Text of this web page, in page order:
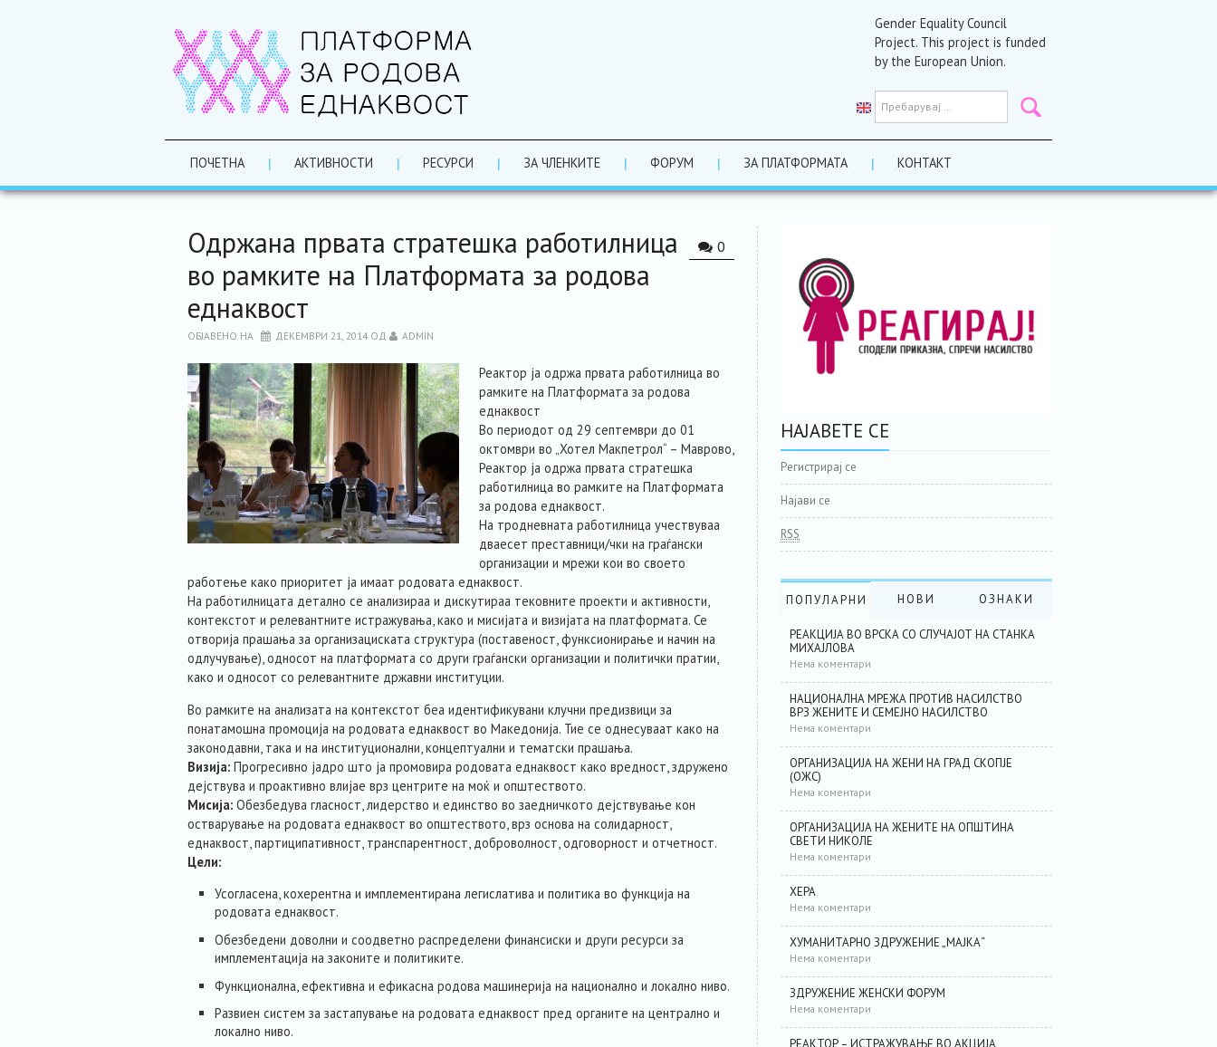
Gender Equality Council
Project. This project is funded
by the European Union.
ПОЧЕТНА АКТИВНОСТИ РЕСУРСИ ЗА ЧЛЕНКИТЕ ФОРУМ ЗА ПЛАТФОРМАТА КОНТАКТ
0
Одржана првата стратешка работилница
во рамките на Платформата за родова
еднаквост
ОБЈАВЕНО НА ДЕКЕМВРИ 21, 2014ОД ADMIN
Реактор ја одржа првата работилница во
рамките на Платформата за родова
еднаквост
Во периодот од 29 септември до 01
октомври во „Хотел Макпетрол“ – Маврово,
Реактор ја одржа првата стратешка
работилница во рамките на Платформата
за родова еднаквост.
На тродневната работилница учествуваа
дваесет преставници/чки на граѓански
организации и мрежи кои во своето
работење како приоритет ја имаат родовата еднаквост.
На работилницата детално се анализираа и дискутираа тековните проекти и активности,
контекстот и релевантните истражувања, како и мисијата и визијата на платформата. Се
отворија прашања за организациската структура (поставеност, функсионирање и начин на
одлучување), односот на платформата со други граѓански организации и политички пратии,
како и односот со релевантните државни институции.
Во рамките на анализата на контекстот беа идентификувани клучни предизвици за
понатамошна промоција на родовата еднаквост во Македонија. Тие се однесуваат како на
законодавни, така и на институционални, концептуални и тематски прашања.
Визија: Прогресивно јадро што ја промовира родовата еднаквост како вредност, здружено
дејствува и проактивно влијае врз центрите на моќ и општеството.
Мисија: Обезбедува гласност, лидерство и единство во заедничкото дејствување кон
остварување на родовата еднаквост во општеството, врз основа на солидарност,
еднаквост, партиципативност, транспарентност, доброволност, одговорност и отчетност.
Цели:
Усогласена, кохерентна и имплементирана легислатива и политика во функција на
родовата еднаквост.
Обезбедени доволни и соодветно распределени финансиски и други ресурси за
имплементација на законите и политиките.
Функционална, ефективна и ефикасна родова машинерија на национално и локално ниво.
Развиен систем за застапување на родовата еднаквост пред органите на централно и
локално ниво.
НАЈАВЕТЕ СЕ
Регистрирај се
Најави се
RSS
ПОПУЛАРНИ НОВИ ОЗНАКИ
РЕАКЦИЈА ВО ВРСКА СО СЛУЧАЈОТ НА СТАНКА
МИХАЈЛОВА
Нема коментари
НАЦИОНАЛНА МРЕЖА ПРОТИВ НАСИЛСТВО
ВРЗ ЖЕНИТЕ И СЕМЕЈНО НАСИЛСТВО
Нема коментари
ОРГАНИЗАЦИЈА НА ЖЕНИ НА ГРАД СКОПЈЕ
(ОЖС)
Нема коментари
ОРГАНИЗАЦИЈА НА ЖЕНИТЕ НА ОПШТИНА
СВЕТИ НИКОЛЕ
Нема коментари
ХЕРА
Нема коментари
ХУМАНИТАРНО ЗДРУЖЕНИЕ „МАЈКА“
Нема коментари
ЗДРУЖЕНИЕ ЖЕНСКИ ФОРУМ
Нема коментари